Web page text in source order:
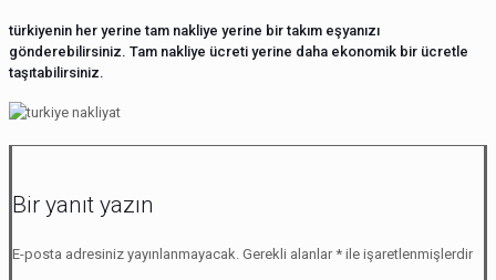
türkiyenin her yerine tam nakliye yerine bir takım eşyanızı
gönderebilirsiniz. Tam nakliye ücreti yerine daha ekonomik bir ücretle
taşıtabilirsiniz.
Bir yanıt yazın
E-posta adresiniz yayınlanmayacak. Gerekli alanlar * ile işaretlenmişlerdir